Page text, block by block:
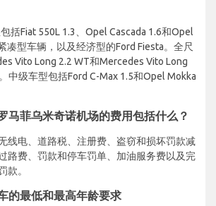
括Fiat 550L 1.3、Opel Cascada 1.6和Opel
凑型车辆，以及经济型的Ford Fiesta。全尺
Vito Long 2.2 WT和Mercedes Vito Long
中级车型包括Ford C-Max 1.5和Opel Mokka
马菲乌米奇诺机场的费用包括什么？
线电、道路税、注册费、盗窃和损坏罚款减
路费、罚款和停车罚单、加油服务费以及完
款。
的最低和最高年龄要求